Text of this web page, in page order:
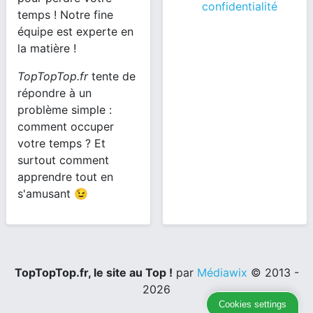
temps ! Notre fine
équipe est experte en
la matière !
TopTopTop.frtente de
répondre à un
problème simple :
comment occuper
votre temps ? Et
surtout comment
apprendre tout en
s'amusant 😉
confidentialité
TopTopTop.fr, le site au Top ! par Médiawix © 2013 -
2026
Cookies settings